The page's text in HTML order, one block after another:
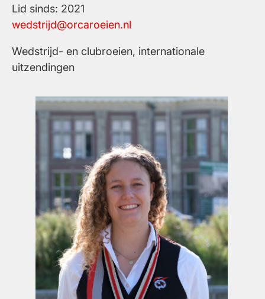
Lid sinds: 2021
wedstrijd@orcaroeien.nl
Wedstrijd- en clubroeien, internationale
uitzendingen